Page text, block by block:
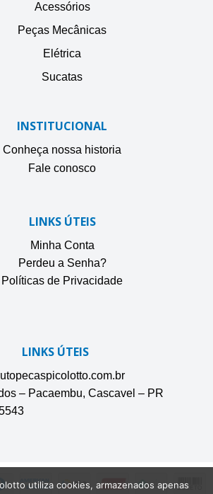
Acessórios
Peças Mecânicas
Elétrica
Sucatas
INSTITUCIONAL
Conheça nossa historia
Fale conosco
LINKS ÚTEIS
Minha Conta
Perdeu a Senha?
Políticas de Privacidade
LINKS ÚTEIS
– Pacaembu, Cascavel – PR
utiliza cookies, armazenados apenas